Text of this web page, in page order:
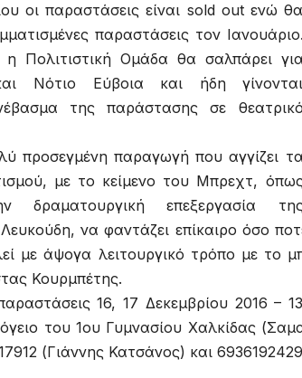
οι παραστάσεις είναι sold out ενώ θα
παραστάσεις τον Ιανουάριο.
Πολιτιστική Ομάδα θα σαλπάρει
Νότιο Εύβοια και ήδη γίνονται
της παράστασης σε θεατρικό
προσεγμένη παραγωγή που αγγίζει
με το κείμενο του Μπρεχτ,
δραματουργική επεξεργασία
να φαντάζει επίκαιρο όσο
με άψογα λειτουργικό τρόπο με το
Κουρμπέτης.
16, 17 Δεκεμβρίου 2016 –
του 1ου Γυμνασίου Χαλκίδας
(Γιάννης Κατσάνος) και